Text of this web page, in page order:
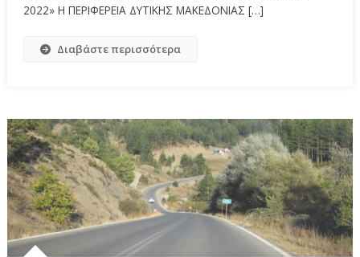
2022» Η ΠΕΡΙΦΕΡΕΙΑ ΔΥΤΙΚΗΣ ΜΑΚΕΔΟΝΙΑΣ […]
Διαβάστε περισσότερα